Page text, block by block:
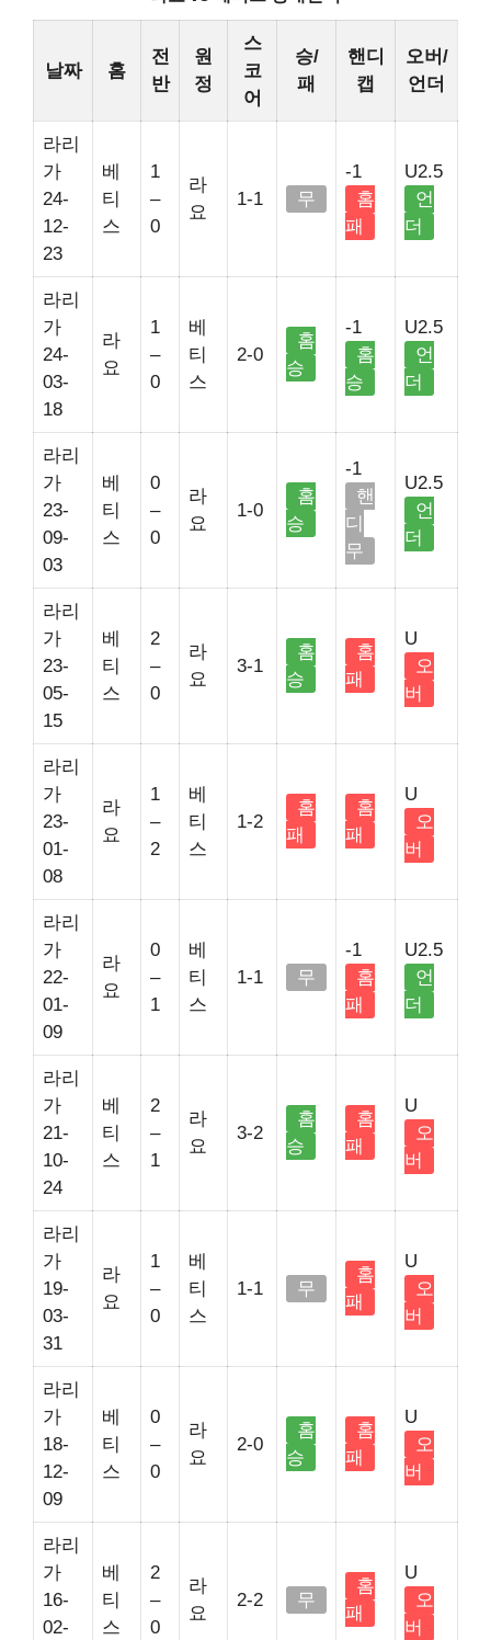
날짜 홈
전
반
원
정
스
코
어
승/
패
핸디
캡
오버/
언더
라리
가
24-
12-
23
베
티
스
1
–
0
라
요
1-1 무
-1
홈
패
U2.5
언
더
라리
가
24-
03-
18
라
요
1
–
0
베
티
스
2-0
홈
승
-1
홈
승
U2.5
언
더
라리
가
23-
09-
03
베
티
스
0
–
0
라
요
1-0
홈
승
-1
핸
디
무
U2.5
언
더
라리
가
23-
05-
15
베
티
스
2
–
0
라
요
3-1
홈
승
홈
패
U
오
버
라리
가
23-
01-
08
라
요
1
–
2
베
티
스
1-2
홈
패
홈
패
U
오
버
라리
가
22-
01-
09
라
요
0
–
1
베
티
스
1-1 무
-1
홈
패
U2.5
언
더
라리
가
21-
10-
24
베
티
스
2
–
1
라
요
3-2
홈
승
홈
패
U
오
버
라리
가
19-
03-
31
라
요
1
–
0
베
티
스
1-1 무
홈
패
U
오
버
라리
가
18-
12-
09
베
티
스
0
–
0
라
요
2-0
홈
승
홈
패
U
오
버
라리
가
16-
02-
베
티
스
2
–
0
라
요
2-2 무
홈
패
U
오
버